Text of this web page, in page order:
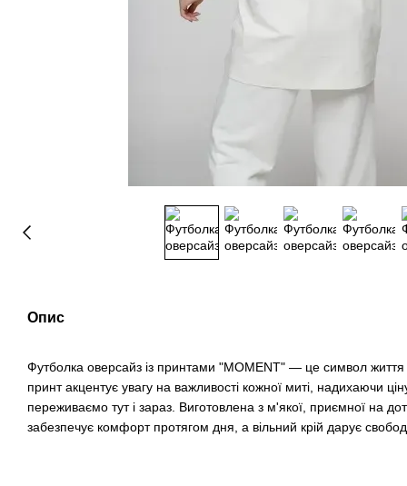
Опис
Футболка оверсайз із принтами "MOMENT" — це символ життя
принт акцентує увагу на важливості кожної миті, надихаючи
переживаємо тут і зараз. Виготовлена з м'якої, приємної на
забезпечує комфорт протягом дня, а вільний крій дарує